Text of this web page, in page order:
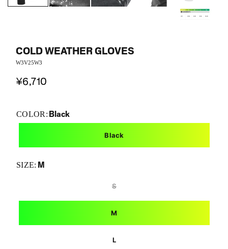
COLD WEATHER GLOVES
W3V25W3
¥6,710
COLOR: Black
Black
SIZE: M
S
M
L